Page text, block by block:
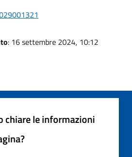
: 16 settembre 2024, 10:12
chiare le informazioni